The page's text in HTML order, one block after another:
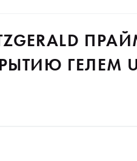
ГЕЛЕМ